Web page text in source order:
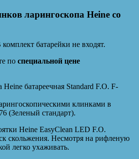
ларингоскопа Heine со
батарейки не входят.
по специальной цене
Heine батареечная Standard F.O. F-
клинками в
(Зеленый стандарт).
Heine EasyClean LED F.O.
скольжения. Несмотря на рифленую
легко ухаживать.